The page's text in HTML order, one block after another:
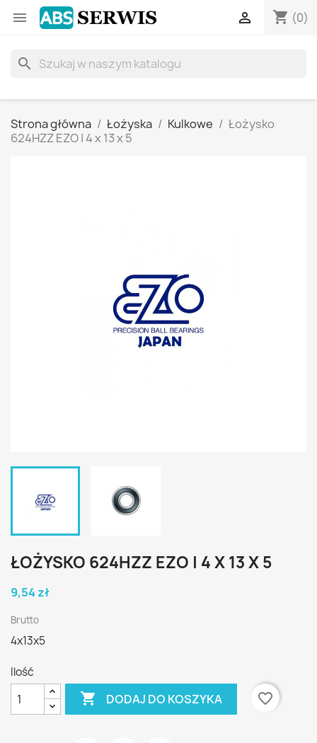
 shopping_cart (0)

search
Strona główna Łożyska Kulkowe
Łożysko
624HZZ EZO | 4 x 13 x 5
ŁOŻYSKO 624HZZ EZO | 4 X 13 X 5
9,54 zł
Brutto
4x13x5
Ilość
 DODAJ DO KOSZYKA favorite_border